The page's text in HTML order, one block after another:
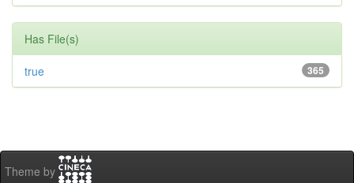
Has File(s)
365
true
Theme by